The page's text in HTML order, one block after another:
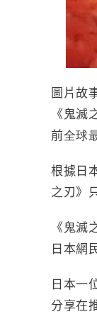
圖片故
《鬼滅
前全球
根據日
之刃》
《鬼滅
日本網
日本一
分享在